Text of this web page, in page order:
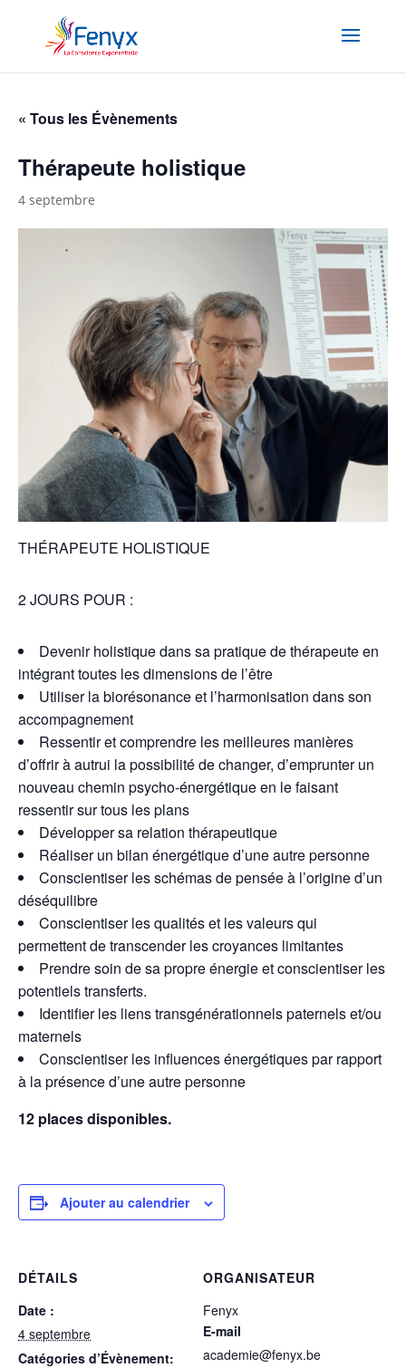
« Tous les Évènements
Thérapeute holistique
4 septembre
THÉRAPEUTE HOLISTIQUE
2 JOURS POUR :
Devenir holistique dans sa pratique de thérapeute en
intégrant toutes les dimensions de l’être
Utiliser la biorésonance et l’harmonisation dans son
accompagnement
Ressentir et comprendre les meilleures manières
d’offrir à autrui la possibilité de changer, d’emprunter un
nouveau chemin psycho-énergétique en le faisant
ressentir sur tous les plans
Développer sa relation thérapeutique
Réaliser un bilan énergétique d’une autre personne
Conscientiser les schémas de pensée à l’origine d’un
déséquilibre
Conscientiser les qualités et les valeurs qui
permettent de transcender les croyances limitantes
Prendre soin de sa propre énergie et conscientiser les
potentiels transferts.
Identifier les liens transgénérationnels paternels et/ou
maternels
Conscientiser les influences énergétiques par rapport
à la présence d’une autre personne
12 places disponibles.
Ajouter au calendrier
DÉTAILS
Date :
4 septembre
Catégories d’Évènement:
ORGANISATEUR
Fenyx
E-mail
academie@fenyx.be